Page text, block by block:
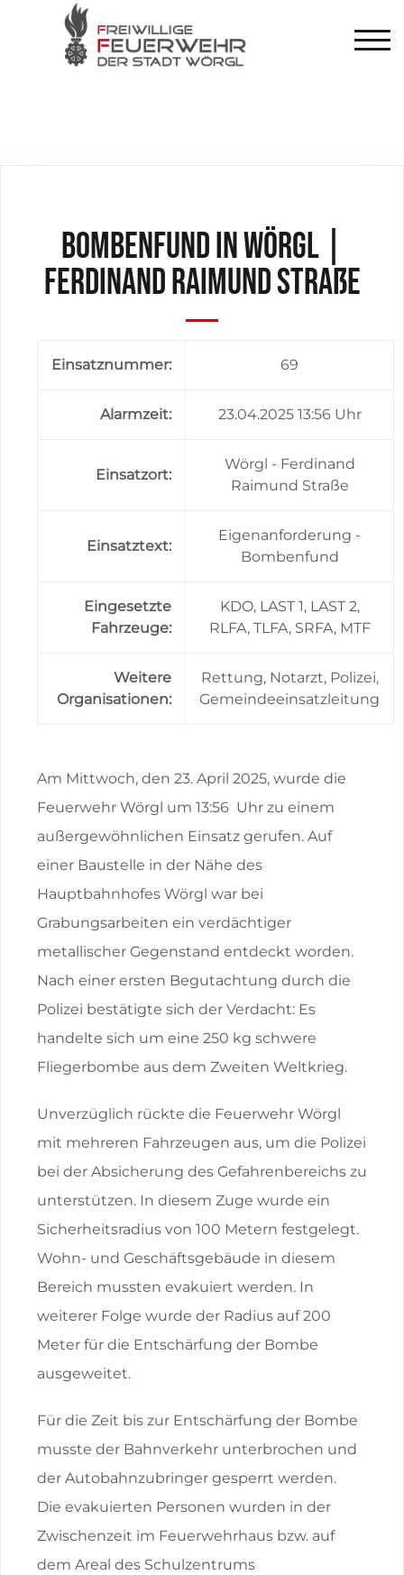
Bombenfund in Wörgl |
Ferdinand Raimund Straße
Einsatznummer: 69
Alarmzeit: 23.04.2025 13:56 Uhr
Einsatzort:
Wörgl - Ferdinand
Raimund Straße
Einsatztext:
Eigenanforderung -
Bombenfund
Eingesetzte
Fahrzeuge:
KDO, LAST 1, LAST 2,
RLFA, TLFA, SRFA, MTF
Weitere
Organisationen:
Rettung, Notarzt, Polizei,
Gemeindeeinsatzleitung
Am Mittwoch, den 23. April 2025, wurde die
Feuerwehr Wörgl um 13:56 Uhr zu einem
außergewöhnlichen Einsatz gerufen. Auf
einer Baustelle in der Nähe des
Hauptbahnhofes Wörgl war bei
Grabungsarbeiten ein verdächtiger
metallischer Gegenstand entdeckt worden.
Nach einer ersten Begutachtung durch die
Polizei bestätigte sich der Verdacht: Es
handelte sich um eine 250 kg schwere
Fliegerbombe aus dem Zweiten Weltkrieg.
Unverzüglich rückte die Feuerwehr Wörgl
mit mehreren Fahrzeugen aus, um die Polizei
bei der Absicherung des Gefahrenbereichs zu
unterstützen. In diesem Zuge wurde ein
Sicherheitsradius von 100 Metern festgelegt.
Wohn- und Geschäftsgebäude in diesem
Bereich mussten evakuiert werden. In
weiterer Folge wurde der Radius auf 200
Meter für die Entschärfung der Bombe
ausgeweitet.
Für die Zeit bis zur Entschärfung der Bombe
musste der Bahnverkehr unterbrochen und
der Autobahnzubringer gesperrt werden.
Die evakuierten Personen wurden in der
Zwischenzeit im Feuerwehrhaus bzw. auf
dem Areal des Schulzentrums